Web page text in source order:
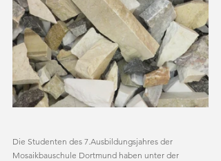
Die Studenten des 7.Ausbildungsjahres der
Mosaikbauschule Dortmund haben unter der